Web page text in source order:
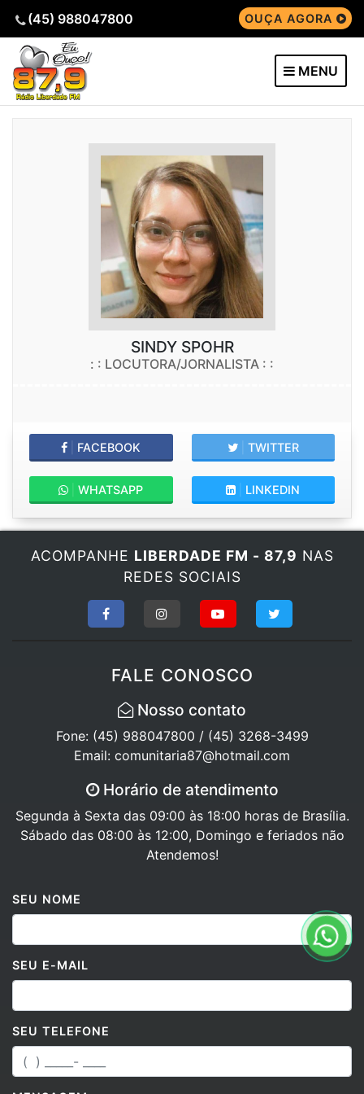
(45) 988047800 OUÇA AGORA
MENU
SINDY SPOHR
: : LOCUTORA/JORNALISTA : :
FACEBOOK TWITTER
WHATSAPP LINKEDIN
ACOMPANHE LIBERDADE FM - 87,9 NAS
REDES SOCIAIS
FALE CONOSCO
Nosso contato
Fone: (45) 988047800 / (45) 3268-3499
Email: comunitaria87@hotmail.com
Horário de atendimento
Segunda à Sexta das 09:00 às 18:00 horas de Brasília.
Sábado das 08:00 às 12:00, Domingo e feriados não
Atendemos!
SEU NOME
SEU E-MAIL
SEU TELEFONE